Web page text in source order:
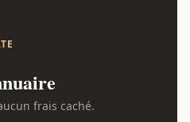
frais caché.